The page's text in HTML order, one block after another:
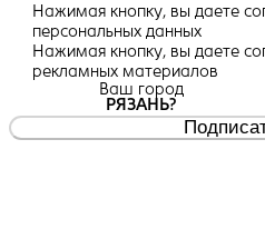
Нажимая кнопку, вы даете
персональных данных
Нажимая кнопку, вы даете
рекламных материалов
Ваш город
РЯЗАНЬ?